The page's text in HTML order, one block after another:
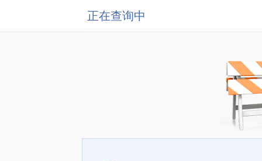
正在查询中